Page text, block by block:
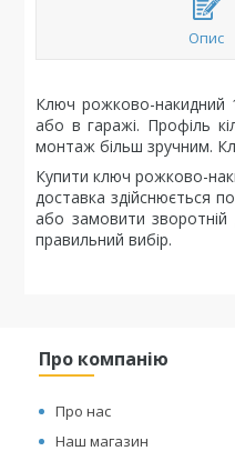
Опис
Ключ рожково-накидний
або в гаражі. Профіль
монтаж більш зручним.
Купити ключ рожково-
доставка здійснюється
або замовити зворотній
правильний вибір.
Про компанію
Про нас
Наш магазин